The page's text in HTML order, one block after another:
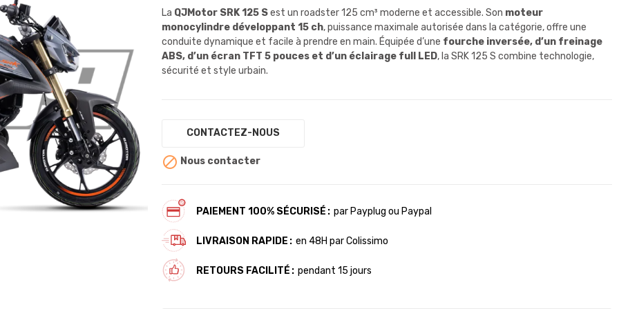
La QJMotor SRK 125 Sest un roadster 125 cm³ moderne et accessible. Son moteur
monocylindre développant 15 ch, puissance maximale autorisée dans la catégorie, offre une
conduite dynamique et facile à prendre en main. Équipée d’une fourche inversée, d’un freinage
ABS, d’un écran TFT 5 pouces et d’un éclairage full LED, la SRK 125 S combine technologie,
sécurité et style urbain.
CONTACTEZ-NOUS
 Nous contacter
PAIEMENT 100% SÉCURISÉ par Payplug ou Paypal
LIVRAISON RAPIDE en 48H par Colissimo
RETOURS FACILITÉ pendant 15 jours